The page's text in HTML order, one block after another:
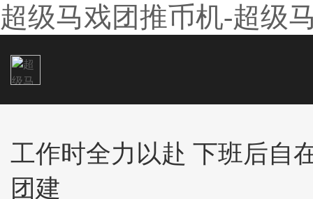
超级马戏团推币机-超级
工作时全力以赴 下班后自
团建